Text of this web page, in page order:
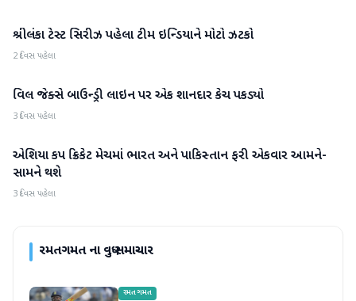
રમતગમત
શ્રીલંકા ટેસ્ટ સિરીઝ પહેલા ટીમ ઇન્ડિયાને મોટો ઝટકો
2 દિવસ પહેલા
રમતગમત
વિલ જેક્સે બાઉન્ડ્રી લાઇન પર એક શાનદાર કેચ પકડ્યો
3 દિવસ પહેલા
રમતગમત
એશિયા કપ ક્રિકેટ મેચમાં ભારત અને પાકિસ્તાન ફરી એકવાર આમને-
સામને થશે
3 દિવસ પહેલા
રમતગમતના વધુ સમાચાર
રમતગમત